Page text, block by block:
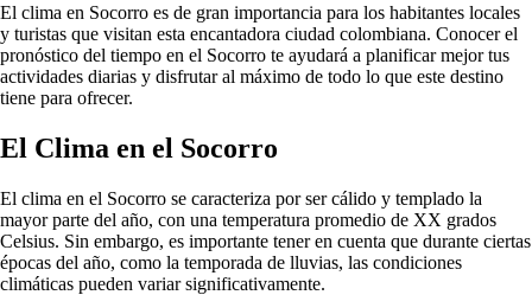
El clima en Socorro es de gran importancia para los habitantes locales
y turistas que visitan esta encantadora ciudad colombiana. Conocer el
pronóstico del tiempo en el Socorro te ayudará a planificar mejor tus
actividades diarias y disfrutar al máximo de todo lo que este destino
tiene para ofrecer.
El Clima en el Socorro
El clima en el Socorro se caracteriza por ser cálido y templado la
mayor parte del año, con una temperatura promedio de XX grados
Celsius. Sin embargo, es importante tener en cuenta que durante ciertas
épocas del año, como la temporada de lluvias, las condiciones
climáticas pueden variar significativamente.